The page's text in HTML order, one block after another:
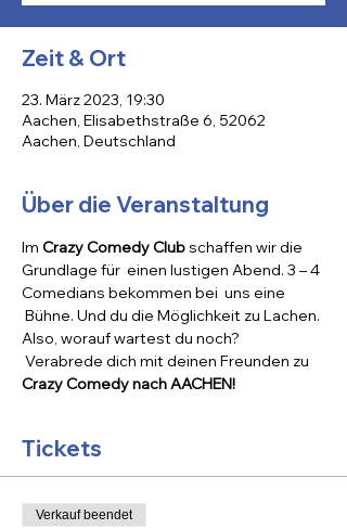
Zeit & Ort
23. März 2023, 19:30
Aachen, Elisabethstraße 6, 52062
Aachen, Deutschland
Über die Veranstaltung
Im Crazy Comedy Club schaffen wir die
Grundlage für  einen lustigen Abend. 3 – 4
Comedians bekommen bei  uns eine
Bühne. Und du die Möglichkeit zu Lachen.
Also, worauf wartest du noch?
Verabrede dich mit deinen Freunden zu
Crazy Comedy nach AACHEN!
Tickets
Verkauf beendet